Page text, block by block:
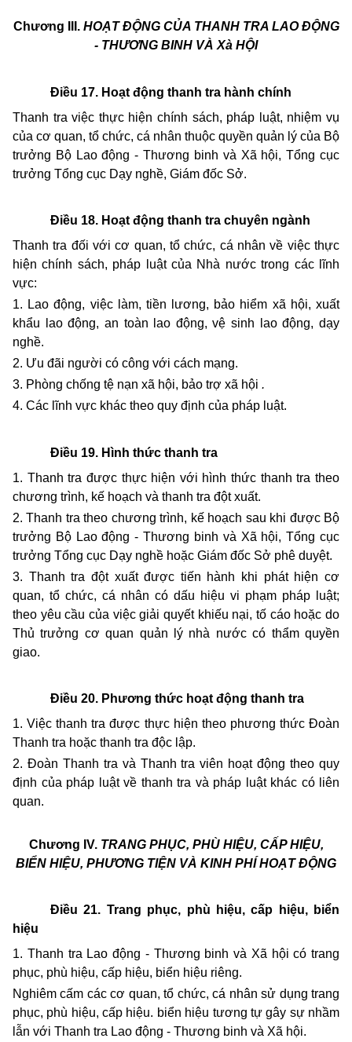
Chương III. HOẠT ĐỘNG CỦA THANH TRA LAO ĐỘNG
- THƯƠNG BINH VÀ Xà HỘI
Điều 17. Hoạt động thanh tra hành chính
Thanh tra việc thực hiện chính sách, pháp luật, nhiệm vụ
của cơ quan, tổ chức, cá nhân thuộc quyền quản lý của Bộ
trưởng Bộ Lao động - Thương binh và Xã hội, Tổng cục
trưởng Tổng cục Dạy nghề, Giám đốc Sở.
Điều 18. Hoạt động thanh tra chuyên ngành
Thanh tra đối với cơ quan, tổ chức, cá nhân về việc thực
hiện chính sách, pháp luật của Nhà nước trong các lĩnh
vực:
1. Lao động, việc làm, tiền lương, bảo hiểm xã hội, xuất
khẩu lao động, an toàn lao động, vệ sinh lao động, dạy
nghề.
2. Ưu đãi người có công với cách mạng.
3. Phòng chống tệ nạn xã hội, bảo trợ xã hội .
4. Các lĩnh vực khác theo quy định của pháp luật.
Điều 19. Hình thức thanh tra
1. Thanh tra được thực hiện với hình thức thanh tra theo
chương trình, kế hoạch và thanh tra đột xuất.
2. Thanh tra theo chương trình, kế hoạch sau khi được Bộ
trưởng Bộ Lao động - Thương binh và Xã hội, Tổng cục
trưởng Tổng cục Dạy nghề hoặc Giám đốc Sở phê duyệt.
3. Thanh tra đột xuất được tiến hành khi phát hiện cơ
quan, tổ chức, cá nhân có dấu hiệu vi phạm pháp luật;
theo yêu cầu của việc giải quyết khiếu nại, tố cáo hoặc do
Thủ trưởng cơ quan quản lý nhà nước có thẩm quyền
giao.
Điều 20. Phương thức hoạt động thanh tra
1. Việc thanh tra được thực hiện theo phương thức Đoàn
Thanh tra hoặc thanh tra độc lập.
2. Đoàn Thanh tra và Thanh tra viên hoạt động theo quy
định của pháp luật về thanh tra và pháp luật khác có liên
quan.
Chương IV. TRANG PHỤC, PHÙ HIỆU, CẤP HIỆU,
BIỂN HIỆU, PHƯƠNG TIỆN VÀ KINH PHÍ HOẠT ĐỘNG
Điều 21. Trang phục, phù hiệu, cấp hiệu, biển
hiệu
1. Thanh tra Lao động - Thương binh và Xã hội có trang
phục, phù hiệu, cấp hiệu, biển hiệu riêng.
Nghiêm cấm các cơ quan, tổ chức, cá nhân sử dụng trang
phục, phù hiệu, cấp hiệu. biển hiệu tương tự gây sự nhầm
lẫn với Thanh tra Lao động - Thương binh và Xã hội.